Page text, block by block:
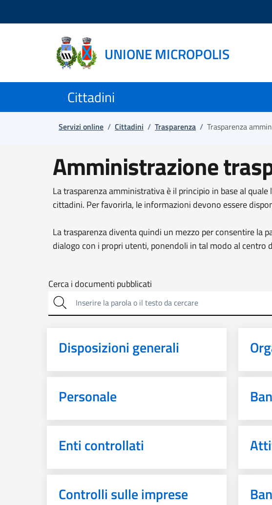
UNIONE MICROPOLIS
Cittadini
Servizi online / Cittadini / Trasparenza / Trasparenza
Amministrazione
La trasparenza amministrativa è il principio in base al
cittadini. Per favorirla, le informazioni devono essere
La trasparenza diventa quindi un mezzo per consentire la
dialogo con i propri utenti, ponendoli in tal modo al centro
Cerca
sulla
trasparenza
Cerca i documenti pubblicati
Disposizioni generali
Personale
Enti controllati
Controlli sulle imprese